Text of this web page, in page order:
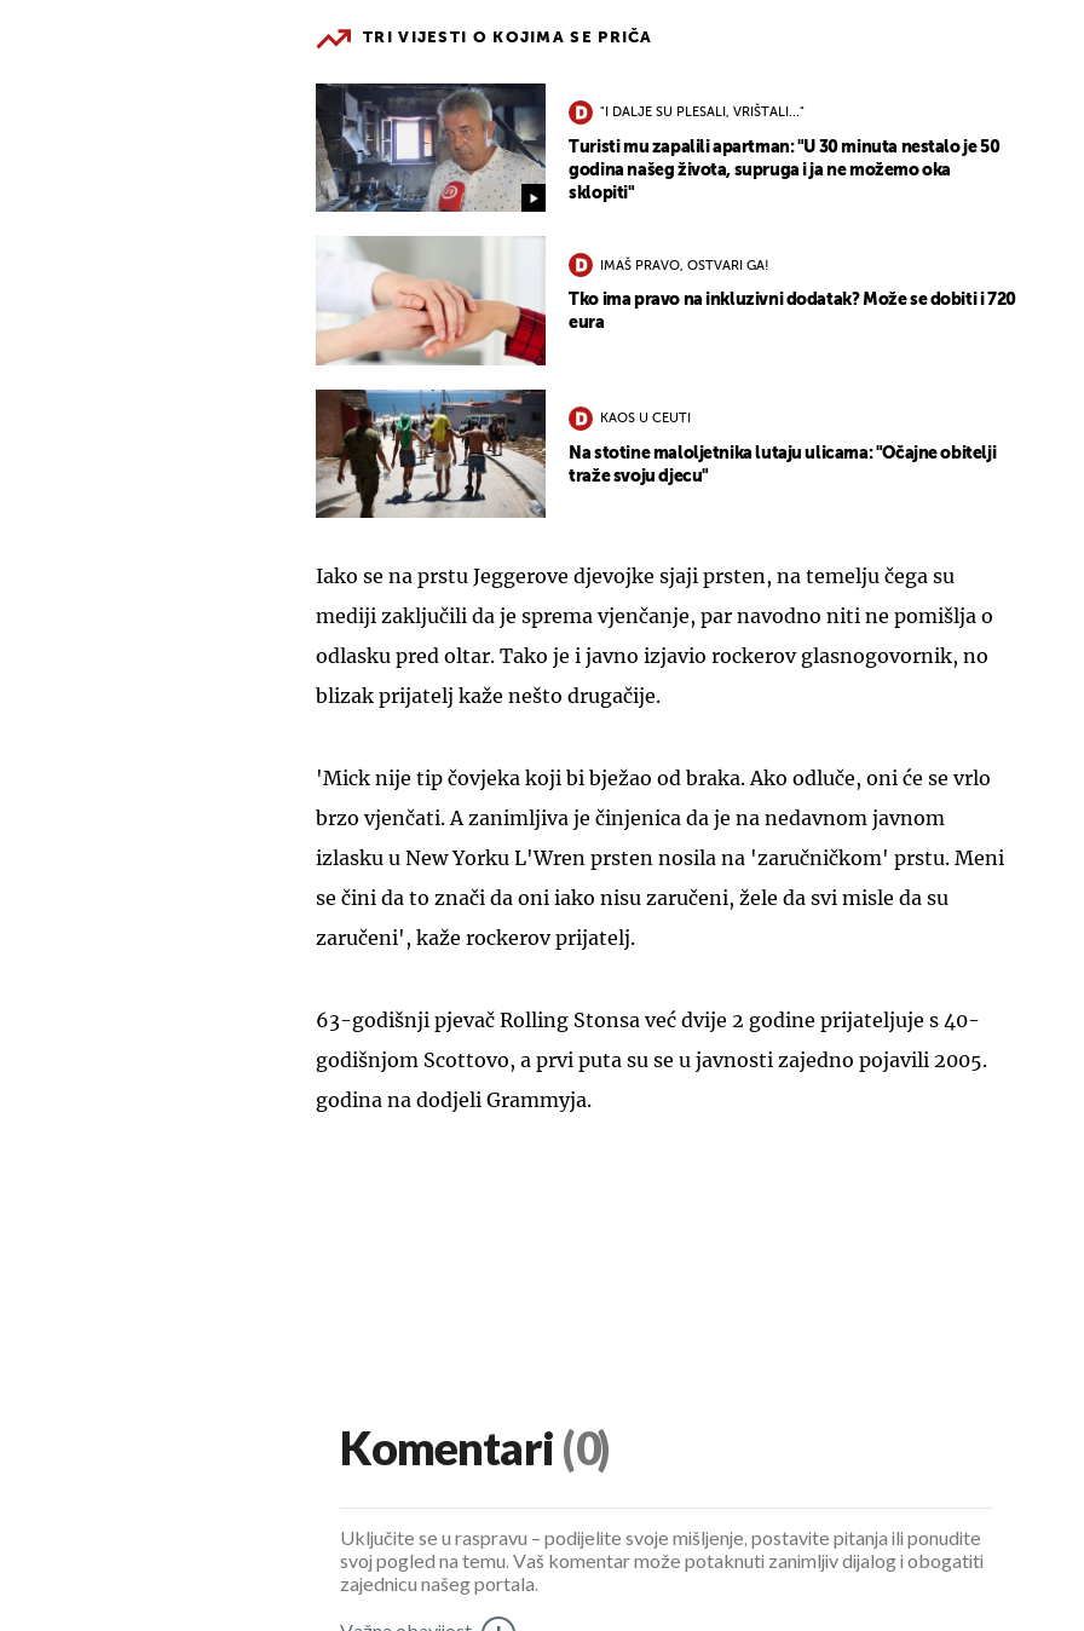
TRI VIJESTI O KOJIMA SE PRIČA
"I DALJE SU PLESALI, VRIŠTALI..."
Turisti mu zapalili apartman: "U 30 minuta nestalo je 50
godina našeg života, supruga i ja ne možemo oka
sklopiti"
IMAŠ PRAVO, OSTVARI GA!
Tko ima pravo na inkluzivni dodatak? Može se dobiti i 720
eura
KAOS U CEUTI
Na stotine maloljetnika lutaju ulicama: "Očajne obitelji
traže svoju djecu"
Iako se na prstu Jeggerove djevojke sjaji prsten, na temelju čega su
mediji zaključili da je sprema vjenčanje, par navodno niti ne pomišlja o
odlasku pred oltar. Tako je i javno izjavio rockerov glasnogovornik, no
blizak prijatelj kaže nešto drugačije.
'Mick nije tip čovjeka koji bi bježao od braka. Ako odluče, oni će se vrlo
brzo vjenčati. A zanimljiva je činjenica da je na nedavnom javnom
izlasku u New Yorku L'Wren prsten nosila na 'zaručničkom' prstu. Meni
se čini da to znači da oni iako nisu zaručeni, žele da svi misle da su
zaručeni', kaže rockerov prijatelj.
63-godišnji pjevač Rolling Stonsa već dvije 2 godine prijateljuje s 40-
godišnjom Scottovo, a prvi puta su se u javnosti zajedno pojavili 2005.
godina na dodjeli Grammyja.
Komentari (0)
Uključite se u raspravu – podijelite svoje mišljenje, postavite pitanja ili ponudite
svoj pogled na temu. Vaš komentar može potaknuti zanimljiv dijalog i obogatiti
zajednicu našeg portala.
UKLJUČITE NOTIFIKACIJE